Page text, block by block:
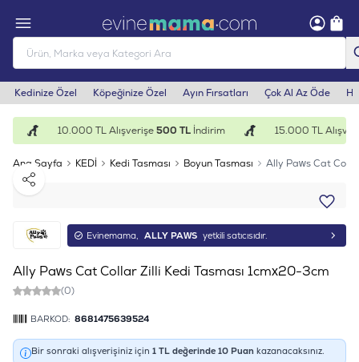
Kedinize Özel Köpeğinize Özel Ayın Fırsatları Çok Al Az Öde
10.000 TL Alışverişe500 TLİndirim 15.000 TL
Ana Sayfa KEDİ Kedi Tasması Boyun Tasması
Ally Paws Cat
Paylaş
Evinemama, ALLY PAWS yetkili satıcısıdır.
Ally Paws Cat Collar Zilli Kedi Tasması 1cmx20-3cm
(0)
BARKOD: 8681475639524
Bir sonraki alışverişiniz için 1 TL değerinde 10 Puan kazanacaksınız.